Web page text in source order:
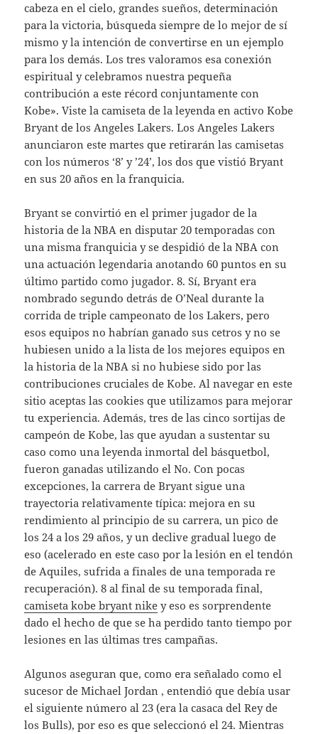
cabeza en el cielo, grandes sueños, determinación
para la victoria, búsqueda siempre de lo mejor de sí
mismo y la intención de convertirse en un ejemplo
para los demás. Los tres valoramos esa conexión
espiritual y celebramos nuestra pequeña
contribución a este récord conjuntamente con
Kobe». Viste la camiseta de la leyenda en activo Kobe
Bryant de los Angeles Lakers. Los Angeles Lakers
anunciaron este martes que retirarán las camisetas
con los números ‘8’ y ’24’, los dos que vistió Bryant
en sus 20 años en la franquicia.
Bryant se convirtió en el primer jugador de la
historia de la NBA en disputar 20 temporadas con
una misma franquicia y se despidió de la NBA con
una actuación legendaria anotando 60 puntos en su
último partido como jugador. 8. Sí, Bryant era
nombrado segundo detrás de O’Neal durante la
corrida de triple campeonato de los Lakers, pero
esos equipos no habrían ganado sus cetros y no se
hubiesen unido a la lista de los mejores equipos en
la historia de la NBA si no hubiese sido por las
contribuciones cruciales de Kobe. Al navegar en este
sitio aceptas las cookies que utilizamos para mejorar
tu experiencia. Además, tres de las cinco sortijas de
campeón de Kobe, las que ayudan a sustentar su
caso como una leyenda inmortal del básquetbol,
fueron ganadas utilizando el No. Con pocas
excepciones, la carrera de Bryant sigue una
trayectoria relativamente típica: mejora en su
rendimiento al principio de su carrera, un pico de
los 24 a los 29 años, y un declive gradual luego de
eso (acelerado en este caso por la lesión en el tendón
de Aquiles, sufrida a finales de una temporada re
recuperación). 8 al final de su temporada final,
camiseta kobe bryant nike y eso es sorprendente
dado el hecho de que se ha perdido tanto tiempo por
lesiones en las últimas tres campañas.
Algunos aseguran que, como era señalado como el
sucesor de Michael Jordan , entendió que debía usar
el siguiente número al 23 (era la casaca del Rey de
los Bulls), por eso es que seleccionó el 24. Mientras